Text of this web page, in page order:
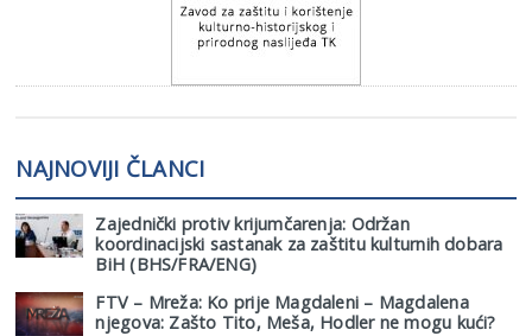
NAJNOVIJI ČLANCI
Zajednički protiv krijumčarenja: Održan
koordinacijski sastanak za zaštitu kulturnih dobara
BiH (BHS/FRA/ENG)
FTV – Mreža: Ko prije Magdaleni – Magdalena
njegova: Zašto Tito, Meša, Hodler ne mogu kući?